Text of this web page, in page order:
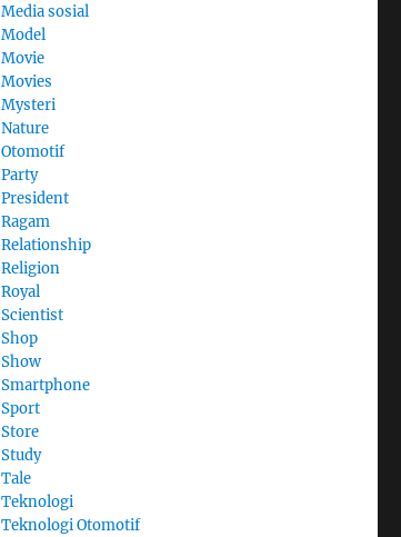
Media sosial
Model
Movie
Movies
Mysteri
Nature
Otomotif
Party
President
Ragam
Relationship
Religion
Royal
Scientist
Shop
Show
Smartphone
Sport
Store
Study
Tale
Teknologi
Teknologi Otomotif